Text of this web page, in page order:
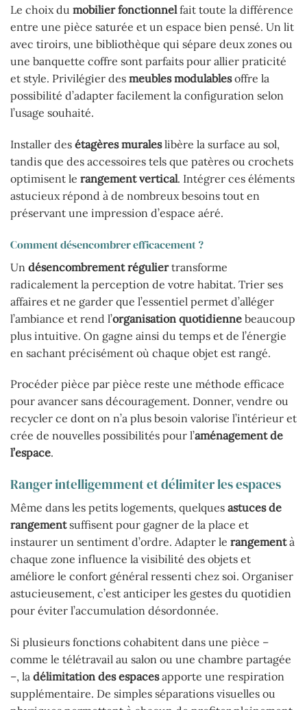
Le choix du mobilier fonctionnelfait toute la différence
entre une pièce saturée et un espace bien pensé. Un lit
avec tiroirs, une bibliothèque qui sépare deux zones ou
une banquette coffre sont parfaits pour allier praticité
et style. Privilégier des meubles modulablesoffre la
possibilité d’adapter facilement la configuration selon
l’usage souhaité.
Installer des étagères muraleslibère la surface au sol,
tandis que des accessoires tels que patères ou crochets
optimisent le rangement vertical. Intégrer ces éléments
astucieux répond à de nombreux besoins tout en
préservant une impression d’espace aéré.
Comment désencombrer efficacement ?
Un désencombrement réguliertransforme
radicalement la perception de votre habitat. Trier ses
affaires et ne garder que l’essentiel permet d’alléger
l’ambiance et rend l’organisation quotidienne beaucoup
plus intuitive. On gagne ainsi du temps et de l’énergie
en sachant précisément où chaque objet est rangé.
Procéder pièce par pièce reste une méthode efficace
pour avancer sans découragement. Donner, vendre ou
recycler ce dont on n’a plus besoin valorise l’intérieur et
crée de nouvelles possibilités pour l’aménagement de
l’espace.
Ranger intelligemment et délimiter les espaces
Même dans les petits logements, quelques astuces de
rangementsuffisent pour gagner de la place et
instaurer un sentiment d’ordre. Adapter le rangementà
chaque zone influence la visibilité des objets et
améliore le confort général ressenti chez soi. Organiser
astucieusement, c’est anticiper les gestes du quotidien
pour éviter l’accumulation désordonnée.
Si plusieurs fonctions cohabitent dans une pièce –
comme le télétravail au salon ou une chambre partagée
–, la délimitation des espacesapporte une respiration
supplémentaire. De simples séparations visuelles ou